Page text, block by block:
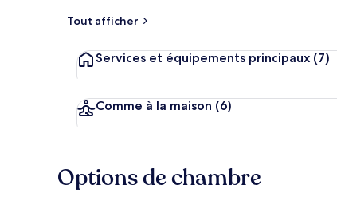
Tout afficher
Services et équipements principaux (7)
Comme à la maison (6)
Options de chambre